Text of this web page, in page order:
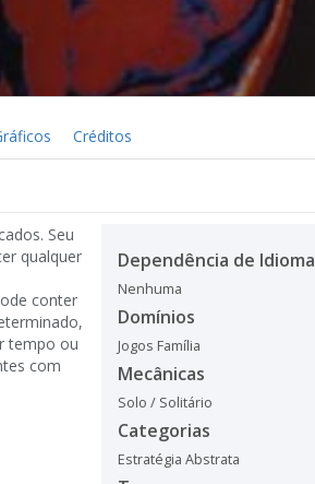
Créditos
Seu
qualquer
conter
tempo ou
com
Dependência de Idioma
Nenhuma
Domínios
Jogos Família
Mecânicas
Solo / Solitário
Categorias
Estratégia Abstrata